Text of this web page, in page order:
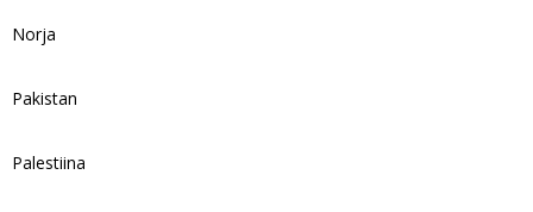
Norja
Pakistan
Palestiina